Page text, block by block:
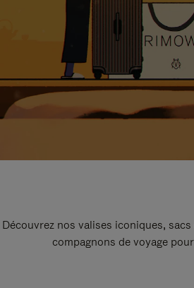
Découvrez nos valises iconiques,
compagnons de voyage